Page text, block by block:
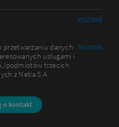
ROZWIŃ
przetwarzaniu danych
usługami i
podmiotów trzecich
z Netia S.A.
ROZWIŃ
o kontakt